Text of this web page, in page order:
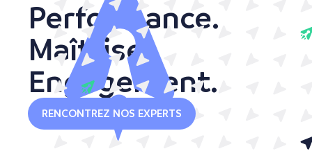
Performance.
Maîtrise.
Engagement.
RENCONTREZ NOS EXPERTS